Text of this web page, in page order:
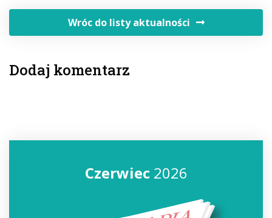
Wróc do listy aktualności
Dodaj komentarz
Czerwiec2026